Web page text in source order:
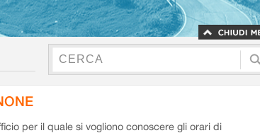
per il quale si vogliono conoscere gli orari di